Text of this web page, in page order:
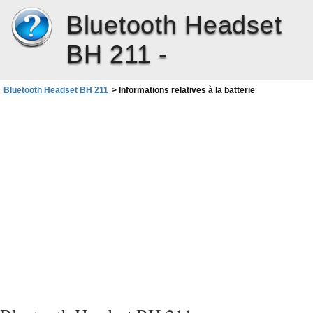
Bluetooth Headset
BH 211 -
Bluetooth Headset BH 211 > Informations relatives à la batterie